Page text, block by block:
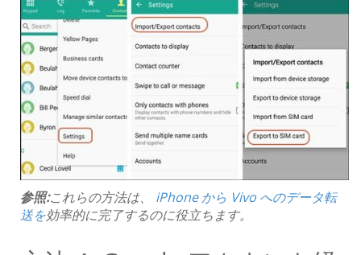
参照:これらの方法は、 iPhone から Vivo へのデータ転
送を効率的に完了するのに役立ちます。